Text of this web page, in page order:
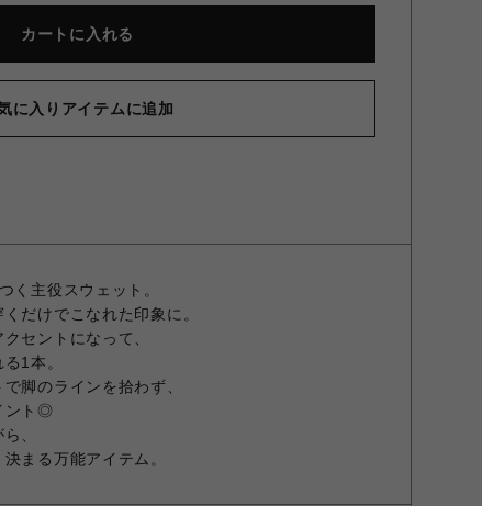
レッグスウェットパンツ グレー F
カートに入れる
に入りアイテムに追加
く主役スウェット。
だけでこなれた印象に。
セントになって、
1本。
脚のラインを拾わず、
ント◎
、
まる万能アイテム。